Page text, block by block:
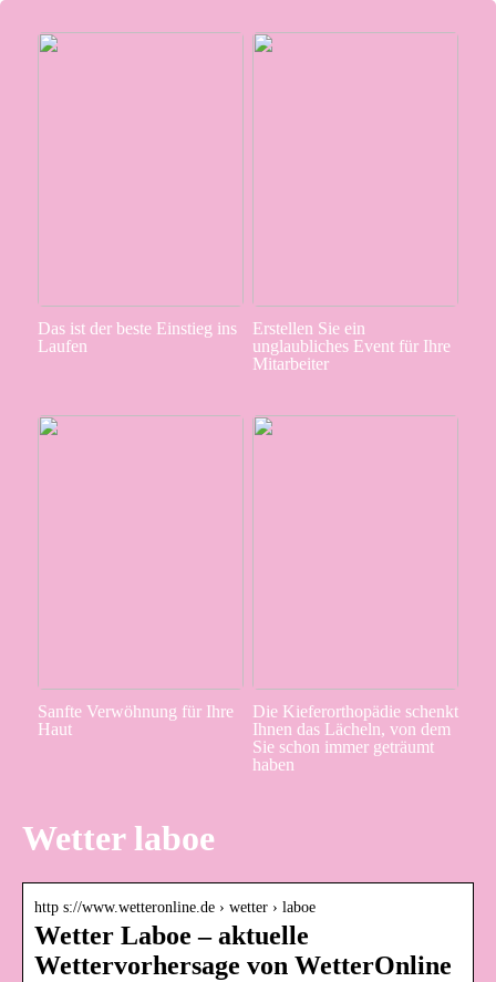
Das ist der beste Einstieg ins
Laufen
Erstellen Sie ein
unglaubliches Event für Ihre
Mitarbeiter
Sanfte Verwöhnung für Ihre
Haut
Die Kieferorthopädie schenkt
Ihnen das Lächeln, von dem
Sie schon immer geträumt
haben
Wetter laboe
http s://www.wetteronline.de › wetter › laboe
Wetter Laboe – aktuelle
Wettervorhersage von WetterOnline